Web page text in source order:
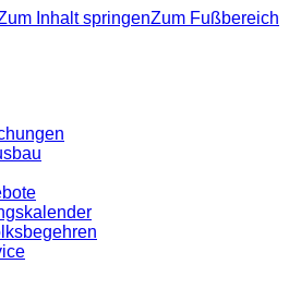
Inhalt springenZum Fußbereich